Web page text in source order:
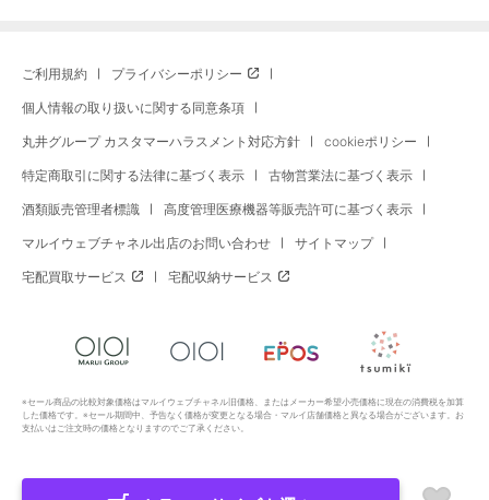
ご利用規約 プライバシーポリシー
個人情報の取り扱いに関する同意条項
丸井グループ カスタマーハラスメント対応方針 cookieポリシー
特定商取引に関する法律に基づく表示 古物営業法に基づく表示
酒類販売管理者標識 高度管理医療機器等販売許可に基づく表示
マルイウェブチャネル出店のお問い合わせ サイトマップ
宅配買取サービス 宅配収納サービス
※セール商品の比較対象価格はマルイウェブチャネル旧価格、またはメーカー希望小売価格に現在の消費税を加算
した価格です。※セール期間中、予告なく価格が変更となる場合・マルイ店舗価格と異なる場合がございます。お
支払いはご注文時の価格となりますのでご了承ください。